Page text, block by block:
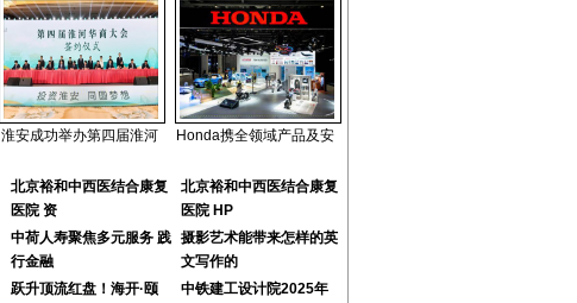
淮安成功举办第四届淮河 Honda携全领域产品及安
北京裕和中西医结合康复
医院 资
北京裕和中西医结合康复
医院 HP
中荷人寿聚焦多元服务 践
行金融
摄影艺术能带来怎样的英
文写作的
跃升顶流红盘！海开·颐
中铁建工设计院2025年